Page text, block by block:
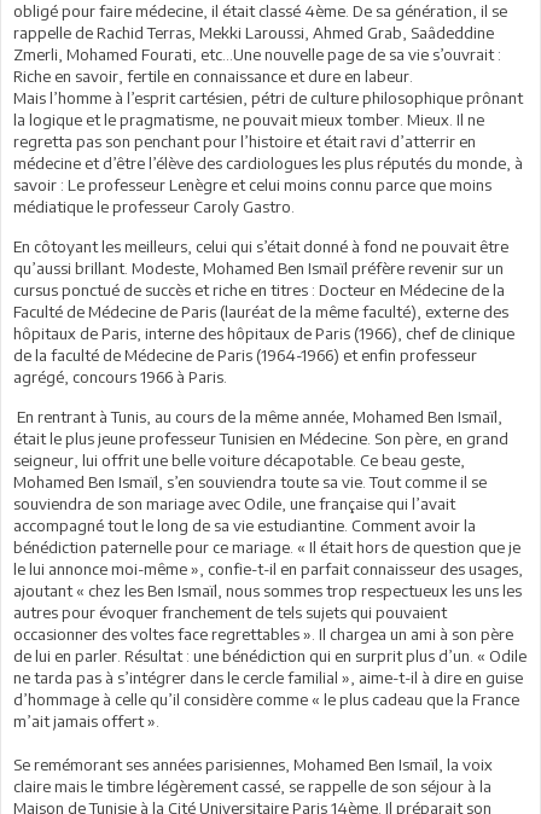
obligé pour faire médecine, il était classé 4ème. De sa génération, il se
rappelle de Rachid Terras, Mekki Laroussi, Ahmed Grab, Saâdeddine
Zmerli, Mohamed Fourati, etc…Une nouvelle page de sa vie s’ouvrait :
Riche en savoir, fertile en connaissance et dure en labeur.
Mais l’homme à l’esprit cartésien, pétri de culture philosophique prônant
la logique et le pragmatisme, ne pouvait mieux tomber. Mieux. Il ne
regretta pas son penchant pour l’histoire et était ravi d’atterrir en
médecine et d’être l’élève des cardiologues les plus réputés du monde, à
savoir : Le professeur Lenègre et celui moins connu parce que moins
médiatique le professeur Caroly Gastro.
En côtoyant les meilleurs, celui qui s’était donné à fond ne pouvait être
qu’aussi brillant. Modeste, Mohamed Ben Ismaïl préfère revenir sur un
cursus ponctué de succès et riche en titres : Docteur en Médecine de la
Faculté de Médecine de Paris (lauréat de la même faculté), externe des
hôpitaux de Paris, interne des hôpitaux de Paris (1966), chef de clinique
de la faculté de Médecine de Paris (1964-1966) et enfin professeur
agrégé, concours 1966 à Paris.
En rentrant à Tunis, au cours de la même année, Mohamed Ben Ismaïl,
était le plus jeune professeur Tunisien en Médecine. Son père, en grand
seigneur, lui offrit une belle voiture décapotable. Ce beau geste,
Mohamed Ben Ismaïl, s’en souviendra toute sa vie. Tout comme il se
souviendra de son mariage avec Odile, une française qui l’avait
accompagné tout le long de sa vie estudiantine. Comment avoir la
bénédiction paternelle pour ce mariage. « Il était hors de question que je
le lui annonce moi-même », confie-t-il en parfait connaisseur des usages,
ajoutant « chez les Ben Ismaïl, nous sommes trop respectueux les uns les
autres pour évoquer franchement de tels sujets qui pouvaient
occasionner des voltes face regrettables ». Il chargea un ami à son père
de lui en parler. Résultat : une bénédiction qui en surprit plus d’un. « Odile
ne tarda pas à s’intégrer dans le cercle familial », aime-t-il à dire en guise
d’hommage à celle qu’il considère comme « le plus cadeau que la France
m’ait jamais offert ».
Se remémorant ses années parisiennes, Mohamed Ben Ismaïl, la voix
claire mais le timbre légèrement cassé, se rappelle de son séjour à la
Maison de Tunisie à la Cité Universitaire Paris 14ème. Il préparait son